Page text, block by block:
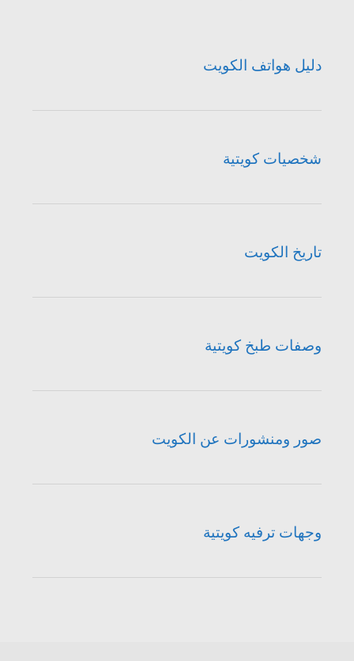
دليل هواتف الكويت
شخصيات كويتية
تاريخ الكويت
وصفات طبخ كويتية
صور ومنشورات عن الكويت
وجهات ترفيه كويتية